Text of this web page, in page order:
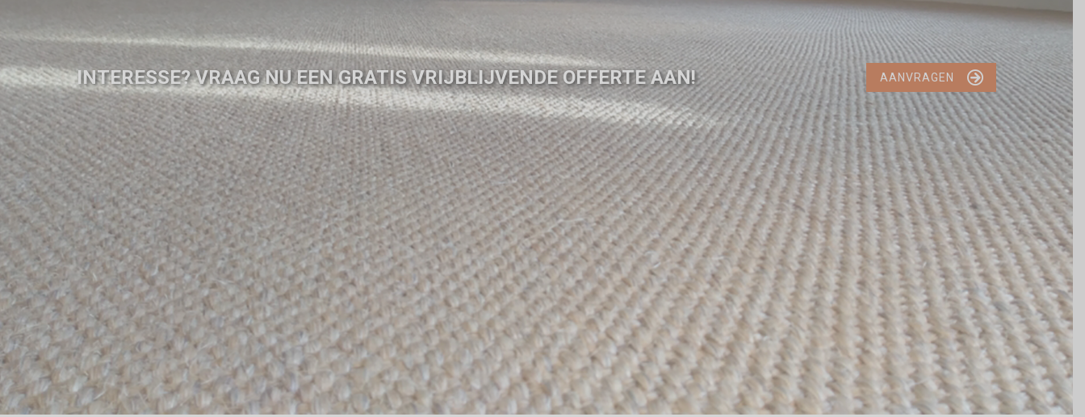
INTERESSE? VRAAG NU EEN GRATIS VRIJBLIJVENDE OFFERTE AAN! AANVRAGEN 